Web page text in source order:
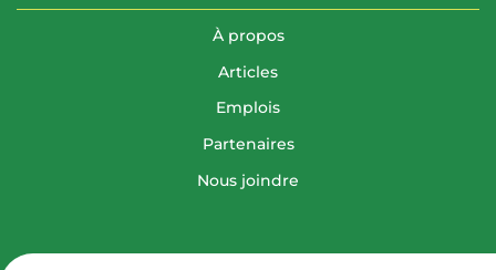
À propos
Articles
Emplois
Partenaires
Nous joindre